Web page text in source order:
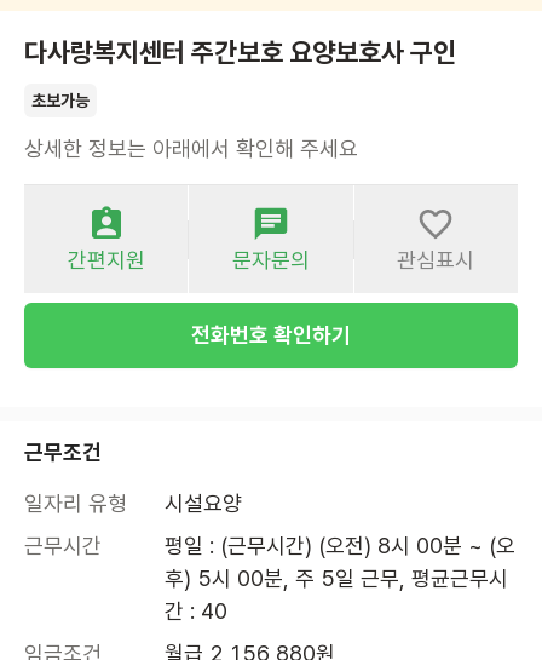
다사랑복지센터 주간보호 요양보호사 구인
초보가능
상세한 정보는 아래에서 확인해 주세요
간편지원 문자문의 관심표시
전화번호 확인하기
근무조건
일자리 유형
시설요양
근무시간
평일 : (근무시간) (오전) 8시 00분 ~ (오
후) 5시 00분, 주 5일 근무, 평균근무시
간 : 40
임금조건
월급 2,156,880원